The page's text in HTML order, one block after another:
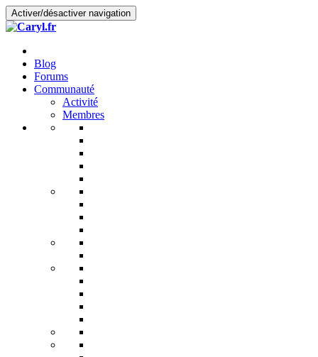
Activer/désactiver navigation
Blog
Forums
Communauté
Activité
Membres